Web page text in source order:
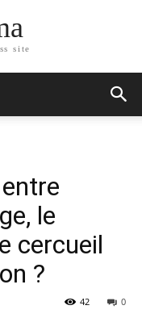
site
le
cercueil
?
0
42